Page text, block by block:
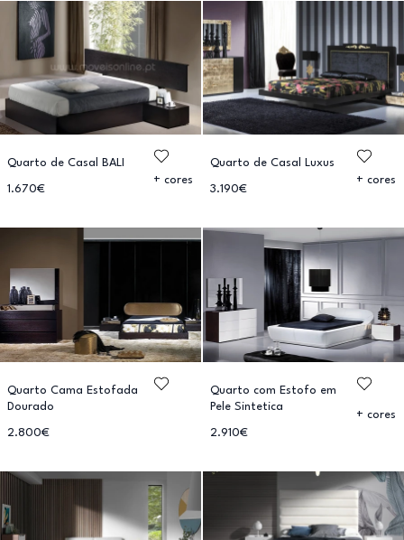
Quarto de Casal BALI
1.670€
+ cores
Quarto de Casal Luxus
3.190€
+ cores
Quarto Cama Estofada
Dourado
2.800€
Quarto com Estofo em
Pele Sintetica
2.910€
+ cores